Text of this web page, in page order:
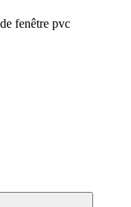
fenêtre pvc